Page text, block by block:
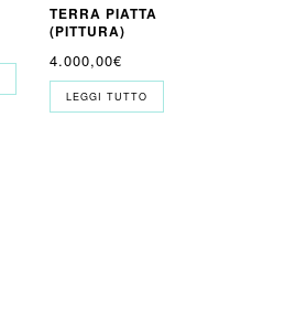
TERRA PIATTA
(PITTURA)
4.000,00€
LEGGI TUTTO